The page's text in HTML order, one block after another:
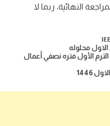
النهائية، ربما لا
الاول محلوله
الترم الأول فتره نصفي أعمال
1446